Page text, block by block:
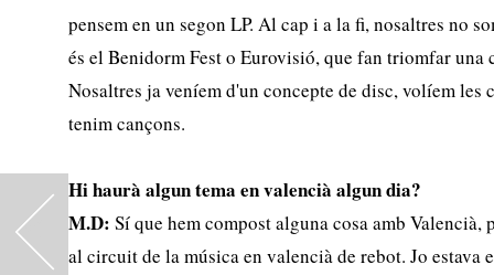
<
pensem en un segon LP. Al cap i a la fi, nosaltres no
és el Benidorm Fest o Eurovisió, que fan triomfar una
Nosaltres ja veníem d'un concepte de disc, volíem les
tenim cançons.
Hi haurà algun tema en valencià algun dia?
M.D: Sí que hem compost alguna cosa amb Valencià,
al circuit de la música en valencià de rebot. Jo estava